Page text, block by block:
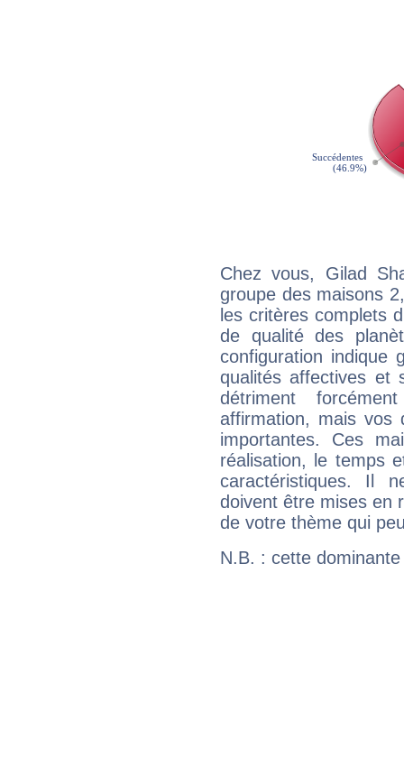
Chez vous, Gilad
groupe des maisons
les critères complets
de qualité des
configuration indique
qualités affectives et
détriment
affirmation, mais
importantes. Ces
réalisation, le temps
caractéristiques. Il
doivent être mises en
de votre thème qui
N.B. : cette